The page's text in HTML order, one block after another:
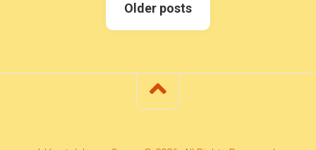
Older posts